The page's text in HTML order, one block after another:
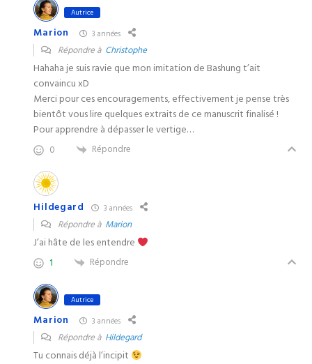
Autrice
Marion 3 années
Répondre à Christophe
Hahaha je suis ravie que mon imitation de Bashung t’ait
convaincu xD
Merci pour ces encouragements, effectivement je pense très
bientôt vous lire quelques extraits de ce manuscrit finalisé !
Pour apprendre à dépasser le vertige…
0 Répondre
Hildegard 3 années
Répondre à Marion
J’ai hâte de les entendre
1 Répondre
Autrice
Marion 3 années
Répondre à Hildegard
Tu connais déjà l’incipit